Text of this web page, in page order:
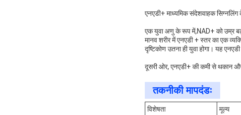
एनएडी+ माध्यमिक संदेशवाहक सिग्नलिंग
एक युवा अणु के रूप में,NAD+ को उम्र
मानव शरीर में एनएडी + स्तर का एक
दृष्टिकोण उतना ही युवा होगा। यह
दूसरी ओर, एनएडी+ की कमी से थकान और
तकनीकी मापदंडः
विशेषता
मूल्य